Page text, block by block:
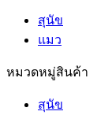
สุนัข
แมว
หมวดหมู่สินค้า
สุนัข